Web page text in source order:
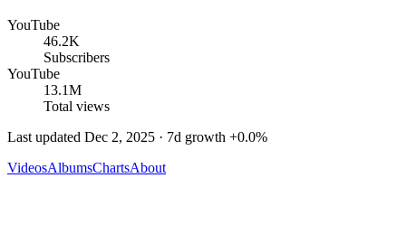
YouTube
46.2K
Subscribers
YouTube
13.1M
Total views
Last updated Dec 2, 2025 · 7d growth +0.0%
VideosAlbumsChartsAbout